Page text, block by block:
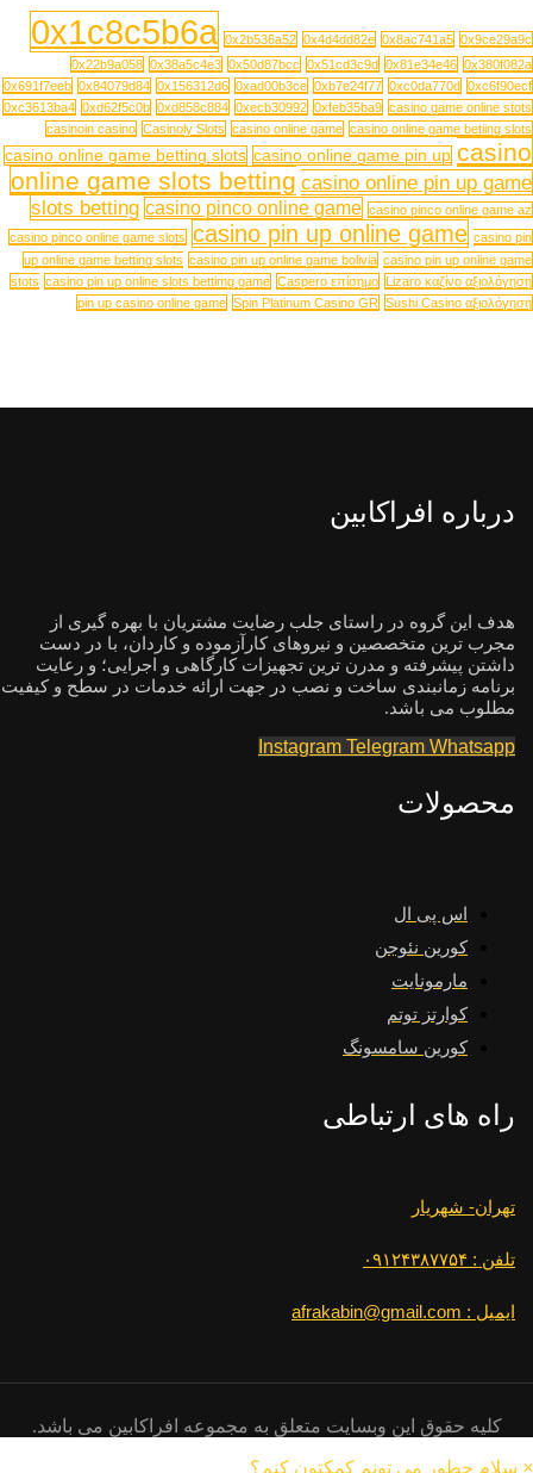
0x1c8c5b6a 0x2b536a52 0x4d4dd82e 0x8ac741a5 0x9ce29a9c
0x22b9a058 0x38a5c4e3 0x50d87bcc 0x51cd3c9d 0x81e34e46 0x380f082a
0x691f7eeb 0x84079d84 0x156312d6 0xad00b3ce 0xb7e24f77 0xc0da770d 0xc6f90ecf
0xc3613ba4 0xd62f5c0b 0xd858c884 0xecb30992 0xfeb35ba9 casino game online stots
casinoin casino Casinoly Slots casino online game casino online game betiing slots
casino online game betting slots casino online game pin up casino
online game slots betting casino online pin up game
slots betting casino pinco online game casino pinco online game az
casino pinco online game slots casino pin up online game casino pin
up online game betting slots casino pin up online game bolivia casino pin up online game
stots casino pin up online slots bettimg game Caspero επίσημο
Lizaro καζίνο αξιολόγηση
pin up casino online game Spin Platinum Casino GR Sushi Casino αξιολόγηση
درباره افراکابین
هدف این گروه در راستای جلب رضایت مشتریان با بهره گیری از
مجرب ترین متخصصین و نیروهای کارآزموده و کاردان، با در دست
داشتن پیشرفته و مدرن ترین تجهیزات کارگاهی و اجرایی؛ و رعایت
برنامه زمانبندی ساخت و نصب در جهت ارائه خدمات در سطح و کیفیت
مطلوب می باشد.
Instagram Telegram Whatsapp
محصولات
اس پی ال
کورین نئوجن
مارمونایت
کوارتز توتم
کورین سامسونگ
راه های ارتباطی
تهران- شهریار
تلفن : ۰۹۱۲۴۳۸۷۷۵۴
ایمیل : afrakabin@gmail.com
کلیه حقوق این وبسایت متعلق به مجموعه افراکابین می باشد.
× سلام چطور می تونم کمکتون کنم؟